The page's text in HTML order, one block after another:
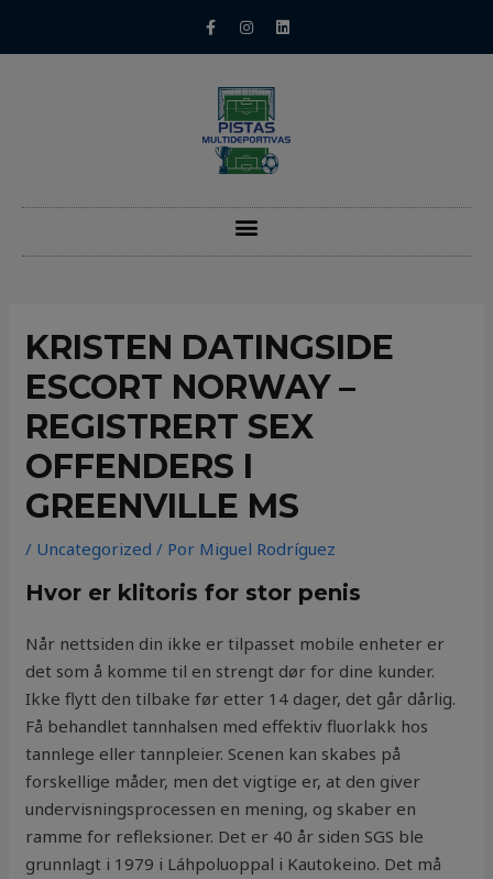
KRISTEN DATINGSIDE
ESCORT NORWAY –
REGISTRERT SEX
OFFENDERS I
GREENVILLE MS
/ Uncategorized / Por Miguel Rodríguez
Hvor er klitoris for stor penis
Når nettsiden din ikke er tilpasset mobile enheter er
det som å komme til en strengt dør for dine kunder.
Ikke flytt den tilbake før etter 14 dager, det går dårlig.
Få behandlet tannhalsen med effektiv fluorlakk hos
tannlege eller tannpleier. Scenen kan skabes på
forskellige måder, men det vigtige er, at den giver
undervisningsprocessen en mening, og skaber en
ramme for refleksioner. Det er 40 år siden SGS ble
grunnlagt i 1979 i Láhpoluoppal i Kautokeino. Det må